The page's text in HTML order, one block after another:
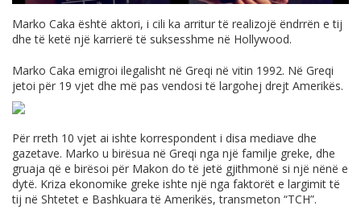
Marko Caka është aktori, i cili ka arritur të realizojë ëndrrën e tij
dhe të ketë një karrierë të suksesshme në Hollywood.
Marko Caka emigroi ilegalisht në Greqi në vitin 1992. Në Greqi
jetoi për 19 vjet dhe më pas vendosi të largohej drejt Amerikës.
Për rreth 10 vjet ai ishte korrespondent i disa mediave dhe
gazetave. Marko u birësua në Greqi nga një familje greke, dhe
gruaja që e birësoi për Makon do të jetë gjithmonë si një nënë e
dytë. Kriza ekonomike greke ishte një nga faktorët e largimit të
tij në Shtetet e Bashkuara të Amerikës, transmeton “TCH”.